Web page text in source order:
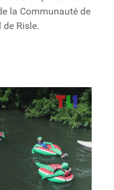
la Communauté de
Risle.